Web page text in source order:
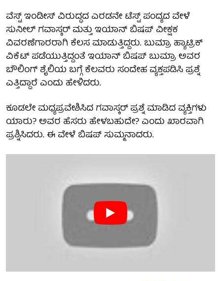
ವೆಸ್ಟ್ ಇಂಡೀಸ್ ವಿರುದ್ಧದ ಎರಡನೇ ಟೆಸ್ಟ್ ಪಂದ್ಯದ ವೇಳೆ
ಸುನೀಲ್ ಗವಾಸ್ಕರ್ ಮತ್ತು ಇಯಾನ್ ಬಿಷಪ್ ವೀಕ್ಷಕ
ವಿವರಣೆಗಾರರಾಗಿ ಕೆಲಸ ಮಾಡುತ್ತಿದ್ದರು. ಬುಮ್ರಾ ಹ್ಯಾಟ್ರಿಕ್
ವಿಕೆಟ್ ಪಡೆಯುತ್ತಿದ್ದಂತೆ ಇಯಾನ್ ಬಿಷಪ್ ಬುಮ್ರಾ ಅವರ
ಬೌಲಿಂಗ್ ಶೈಲಿಯ ಬಗ್ಗೆ ಕೆಲವರು ಸಂದೇಹ ವ್ಯಕ್ತಪಡಿಸಿ ಪ್ರಶ್ನೆ
ಎತ್ತಿದ್ದಾರೆ ಎಂದು ಹೇಳಿದರು.
ಕೂಡಲೇ ಮಧ್ಯಪ್ರವೇಶಿಸಿದ ಗವಾಸ್ಕರ್ ಪ್ರಶ್ನೆ ಮಾಡಿದ ವ್ಯಕ್ತಿಗಳು
ಯಾರು? ಅವರ ಹೆಸರು ಹೇಳಬಹುದೇ? ಎಂದು ಖಾರವಾಗಿ
ಪ್ರಶ್ನಿಸಿದರು. ಈ ವೇಳೆ ಬಿಷಪ್ ಸುಮ್ಮನಾದರು.